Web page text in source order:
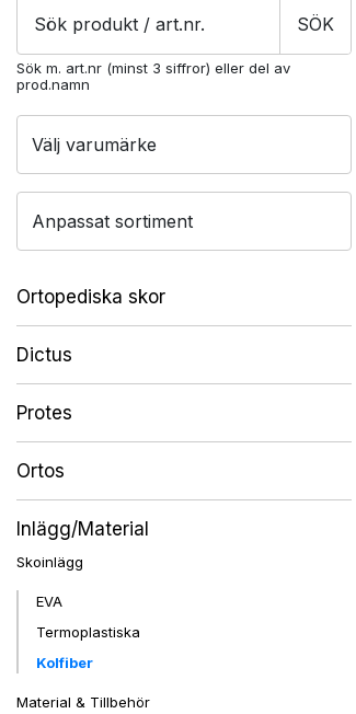
Products
SÖK
Sök m. art.nr (minst 3 siffror) eller del av
prod.namn
Välj varumärke
Anpassat sortiment
Ortopediska skor
Dictus
Protes
Ortos
Inlägg/Material
Skoinlägg
EVA
Termoplastiska
Kolfiber
Material & Tillbehör